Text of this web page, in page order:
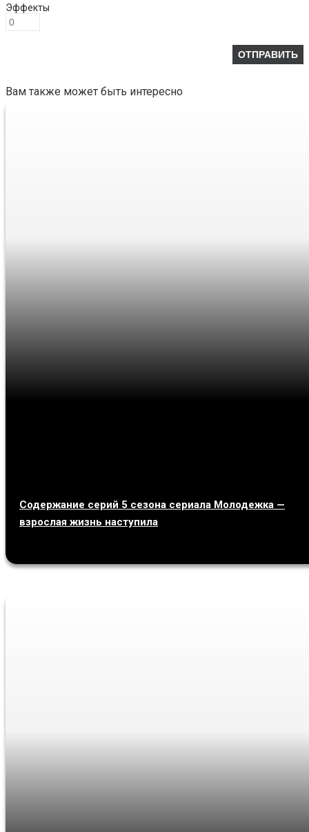
Эффекты
Вам также может быть интересно
Содержание серий 5 сезона сериала Молодежка —
взрослая жизнь наступила